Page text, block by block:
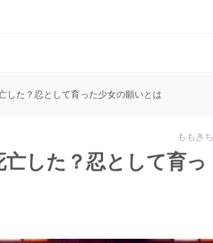
した？忍として育った少女の願いとは
ももきち
亡した？忍として育っ